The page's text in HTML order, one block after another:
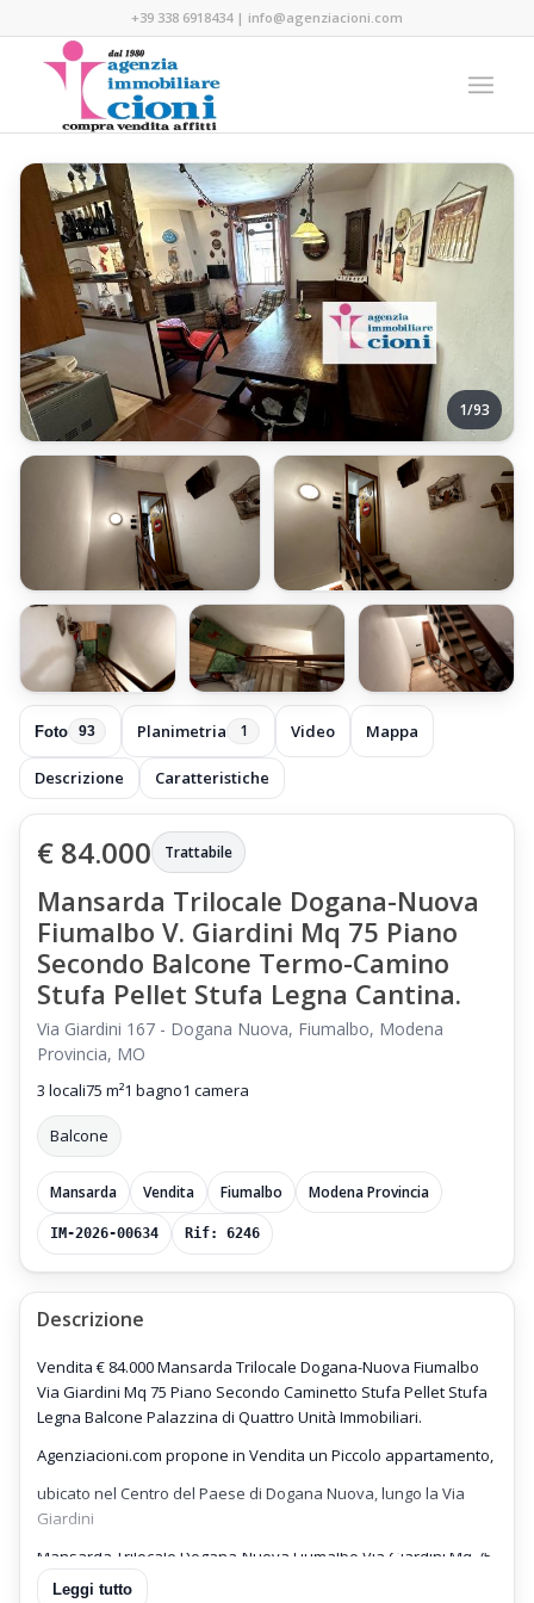
+39 338 6918434| info@agenziacioni.com
1/93
+87 foto
Foto 93 Planimetria 1 Video Mappa
Descrizione Caratteristiche
€ 84.000 Trattabile
Mansarda Trilocale Dogana-Nuova
Fiumalbo V. Giardini Mq 75 Piano
Secondo Balcone Termo-Camino
Stufa Pellet Stufa Legna Cantina.
Via Giardini 167 - Dogana Nuova, Fiumalbo, Modena
Provincia, MO
3 locali75 m²1 bagno1 camera
Balcone
Mansarda Vendita Fiumalbo Modena Provincia
IM-2026-00634 Rif: 6246
Descrizione
Vendita € 84.000 Mansarda Trilocale Dogana-Nuova Fiumalbo
Via Giardini Mq 75 Piano Secondo Caminetto Stufa Pellet Stufa
Legna Balcone Palazzina di Quattro Unità Immobiliari.
Agenziacioni.com propone in Vendita un Piccolo appartamento,
ubicato nel Centro del Paese di Dogana Nuova, lungo la Via
Giardini
Mansarda Trilocale Dogana-Nuova Fiumalbo Via Giardini Mq 75
Piano Secondo,
Leggi tutto